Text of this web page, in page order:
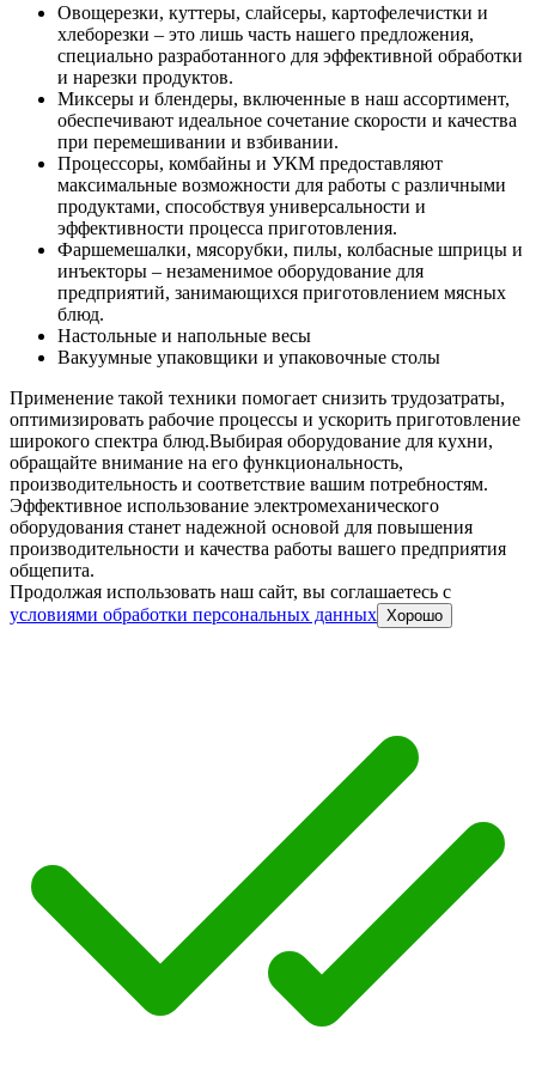
Овощерезки, куттеры, слайсеры, картофелечистки и
хлеборезки – это лишь часть нашего предложения,
специально разработанного для эффективной обработки
и нарезки продуктов.
Миксеры и блендеры, включенные в наш ассортимент,
обеспечивают идеальное сочетание скорости и качества
при перемешивании и взбивании.
Процессоры, комбайны и УКМ предоставляют
максимальные возможности для работы с различными
продуктами, способствуя универсальности и
эффективности процесса приготовления.
Фаршемешалки, мясорубки, пилы, колбасные шприцы и
инъекторы – незаменимое оборудование для
предприятий, занимающихся приготовлением мясных
блюд.
Настольные и напольные весы
Вакуумные упаковщики и упаковочные столы
Применение такой техники помогает снизить трудозатраты,
оптимизировать рабочие процессы и ускорить приготовление
широкого спектра блюд.Выбирая оборудование для кухни,
обращайте внимание на его функциональность,
производительность и соответствие вашим потребностям.
Эффективное использование электромеханического
оборудования станет надежной основой для повышения
производительности и качества работы вашего предприятия
общепита.
Продолжая использовать наш сайт, вы соглашаетесь c
условиями обработки персональных данных Хорошо